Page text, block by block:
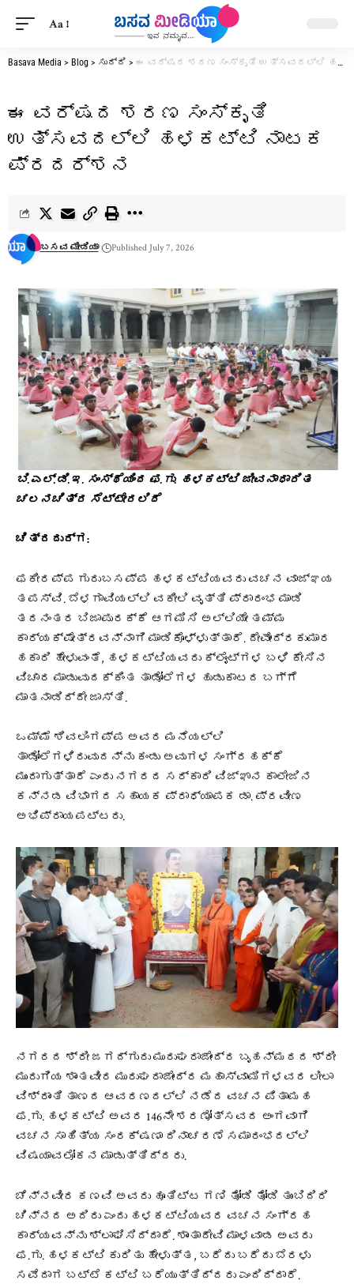
Aa
Basava Media > Blog > ಸುದ್ದಿ > ಈ ವರ್ಷದ ಶರಣ ಸಂಸ್ಕೃತಿ ಉತ್ಸವದಲ್ಲಿ ಹಳಕಟ್ಟಿ ನಾಟಕ ಪ್ರದರ್ಶನ
ಈ ವರ್ಷದ ಶರಣ ಸಂಸ್ಕೃತಿ
ಉತ್ಸವದಲ್ಲಿ ಹಳಕಟ್ಟಿ ನಾಟಕ
ಪ್ರದರ್ಶನ
ಬಸವ ಮೀಡಿಯಾ Published July 7, 2026
ಬಿ.ಎಲ್.ಡಿ.ಇ. ಸಂಸ್ಥೆಯಿಂದ ಫ.ಗು. ಹಳಕಟ್ಟಿ ಜೀವನಾಧಾರಿತ
ಚಲನಚಿತ್ರ ಸೆಟ್ಟೇರಲಿದೆ
ಚಿತ್ರದುರ್ಗ:
ಫಕೀರಪ್ಪ ಗುರುಬಸಪ್ಪ ಹಳಕಟ್ಟಿಯವರು ವಚನ ವಾಜ್ಞಯ
ತಪಸ್ವಿ. ಬೆಳಗಾವಿಯಲ್ಲಿ ವಕೀಲಿ ವೃತ್ತಿ ಪ್ರಾರಂಭ ಮಾಡಿ
ತದನಂತರ ಬಿಜಾಪುರಕ್ಕೆ ಆಗಮಿಸಿ ಅಲ್ಲಿಯೇ ತಮ್ಮ
ಕಾರ್ಯಕ್ಷೇತ್ರವನ್ನಾಗಿ ಮಾಡಿಕೊಳ್ಳುತ್ತಾರೆ. ದೇವೇಂದ್ರಕುಮಾರ
ಹಕಾರಿ ಹೇಳುವಂತೆ, ಹಳಕಟ್ಟಿಯವರು ಕ್ಲೈಂಟ್‌ಗಳ ಬಳಿ ಕೇಸಿನ
ವಿಚಾರ ಮಾಡುವುದಕ್ಕಿಂತ ತಾಡೋಲೆಗಳ ಹುಡುಕಾಟದ ಬಗ್ಗೆ
ಮಾತನಾಡಿದ್ದೇ ಜಾಸ್ತಿ.
ಒಮ್ಮೆ ಶಿವಲಿಂಗಪ್ಪ ಅವರ ಮನೆಯಲ್ಲಿ
ತಾಡೋಲೆಗಳಿರುವುದನ್ನು ಕಂಡು ಅವುಗಳ ಸಂಗ್ರಹಕ್ಕೆ
ಮುಂದಾಗುತ್ತಾರೆ ಎಂದು ನಗರದ ಸರ್ಕಾರಿ ವಿಜ್ಞಾನ ಕಾಲೇಜಿನ
ಕನ್ನಡ ವಿಭಾಗದ ಸಹಾಯಕ ಪ್ರಾಧ್ಯಾಪಕ ಡಾ. ಪ್ರವೀಣ
ಅಭಿಪ್ರಾಯಪಟ್ಟರು.
ನಗರದ ಶ್ರೀ ಜಗದ್ಗುರು ಮುರುಘರಾಜೇಂದ್ರ ಬೃಹನ್ಮಠದ ಶ್ರೀ
ಮುರುಗಿಯ ಶಾಂತವೀರ ಮುರುಘರಾಜೇಂದ್ರ ಮಹಾಸ್ವಾಮಿಗಳವರ ಲೀಲಾ
ವಿಶ್ರಾಂತಿ ತಾಣದ ಆವರಣದಲ್ಲಿ ನಡೆದ ವಚನ ಪಿತಾಮಹ
ಫ.ಗು. ಹಳಕಟ್ಟಿ ಅವರ 146ನೇ ಶರಣೋತ್ಸವದ ಅಂಗವಾಗಿ
ವಚನ ಸಾಹಿತ್ಯ ಸಂರಕ್ಷಣಾ ದಿನಾಚರಣೆ ಸಮಾರಂಭದಲ್ಲಿ
ವಿಷಯಾವಲೋಕನ ಮಾಡುತ್ತಿದ್ದರು.
ಚೆನ್ನವೀರ ಕಣವಿ ಅವರು ಹೂತಿಟ್ಟ ಗಣಿ ತೋಡಿ ತೋಡಿ ತುಂಬಿದಿರಿ
ಚಿನ್ನದ ಅದಿರು ಎಂದು ಹಳಕಟ್ಟಿಯವರ ವಚನ ಸಂಗ್ರಹ
ಕಾರ್ಯವನ್ನು ಶ್ಲಾಘಿಸಿದ್ದಾರೆ. ಶಾಂತಾದೇವಿ ಮಾಳವಾಡ ಅವರು
ಫ.ಗು. ಹಳಕಟ್ಟಿ ಕುರಿತು ಹೇಳುತ್ತ, ಬರೆದು ಬರೆದು ಬೆರಳು
ಸವೆದಾಗ ಬಟ್ಟೆ ಕಟ್ಟಿ ಬರೆಯುತ್ತಿದ್ದರು ಎಂದಿದ್ದಾರೆ.